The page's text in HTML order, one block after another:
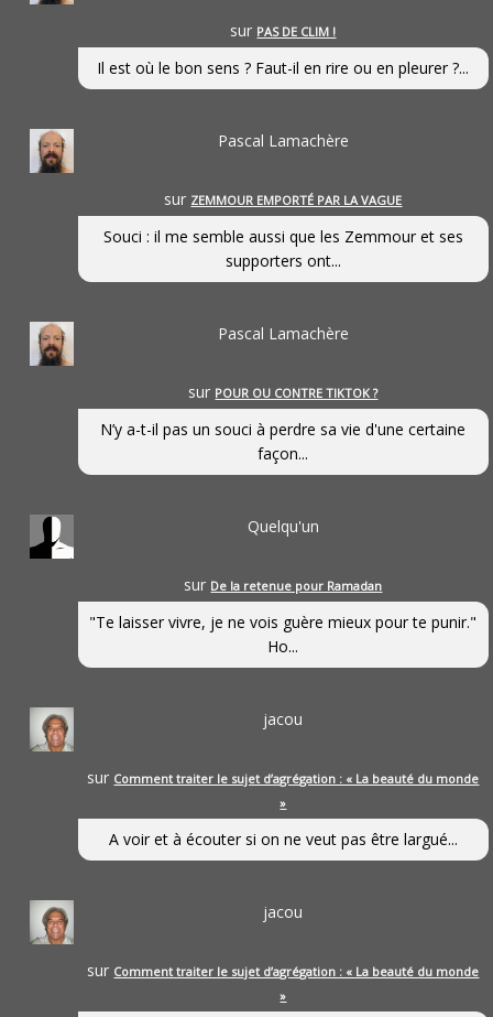
sur PAS DE CLIM !
Il est où le bon sens ? Faut-il en rire ou en pleurer ?...
Pascal Lamachère
sur ZEMMOUR EMPORTÉ PAR LA VAGUE
Souci : il me semble aussi que les Zemmour et ses
supporters ont...
Pascal Lamachère
sur POUR OU CONTRE TIKTOK ?
N’y a-t-il pas un souci à perdre sa vie d'une certaine
façon...
Quelqu'un
sur De la retenue pour Ramadan
"Te laisser vivre, je ne vois guère mieux pour te punir."
Ho...
jacou
sur Comment traiter le sujet d’agrégation : « La beauté du monde
»
A voir et à écouter si on ne veut pas être largué...
jacou
sur Comment traiter le sujet d’agrégation : « La beauté du monde
»